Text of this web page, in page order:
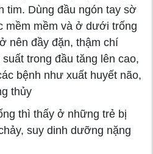
tim. Dùng đầu ngón tay sờ
mềm mềm và ở dưới trống
nên đầy đặn, thậm chí
trong đầu tăng lên cao,
bệnh như xuất huyết não,
thủy
thì thấy ở những trẻ bị
suy dinh dưỡng nặng